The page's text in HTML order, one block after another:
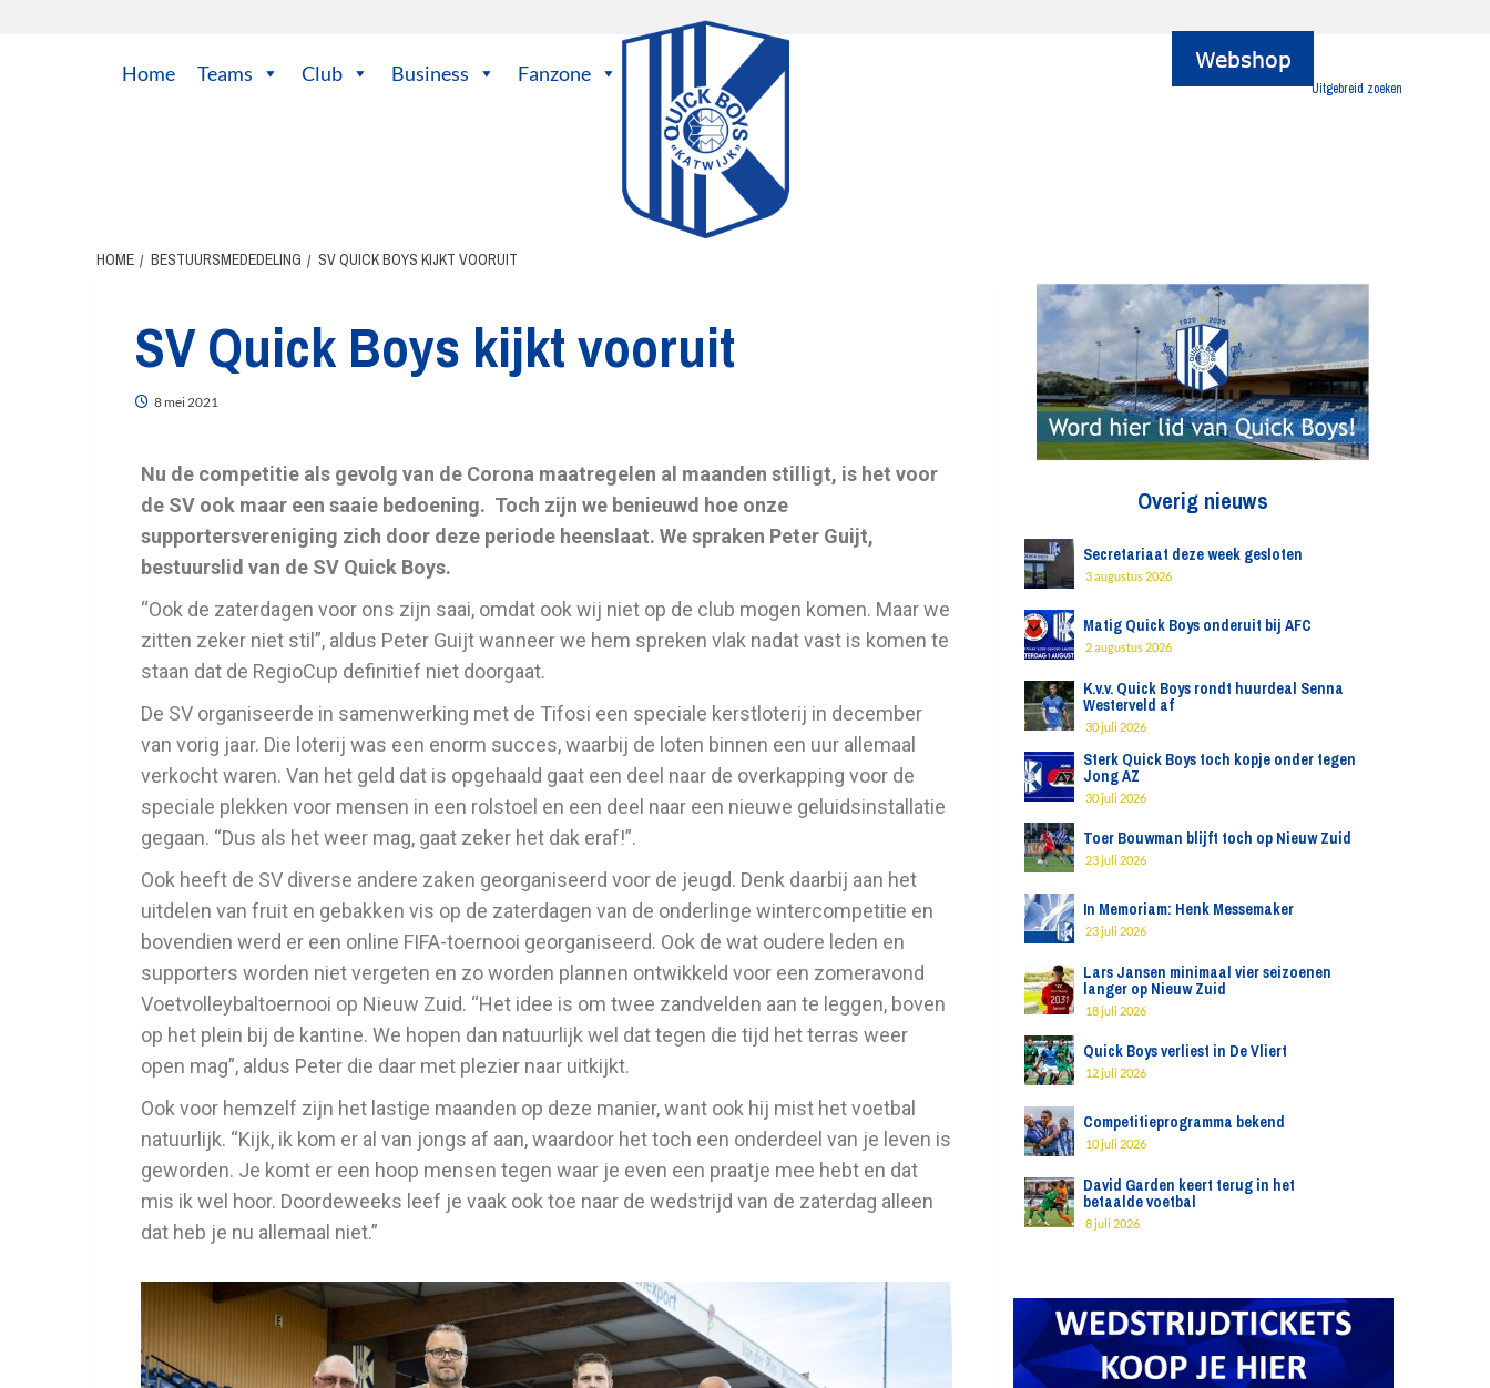
Home Teams Club Business Fanzone
Uitgebreid zoeken
HOME BESTUURSMEDEDELING SV QUICK BOYS KIJKT VOORUIT
SV Quick Boys kijkt vooruit
8 mei 2021
Nu de competitie als gevolg van de Corona maatregelen al maanden stilligt, is het voor
de SV ook maar een saaie bedoening. Toch zijn we benieuwd hoe onze
supportersvereniging zich door deze periode heenslaat. We spraken Peter Guijt,
bestuurslid van de SV Quick Boys.
“Ook de zaterdagen voor ons zijn saai, omdat ook wij niet op de club mogen komen. Maar we
zitten zeker niet stil”, aldus Peter Guijt wanneer we hem spreken vlak nadat vast is komen te
staan dat de RegioCup definitief niet doorgaat.
De SV organiseerde in samenwerking met de Tifosi een speciale kerstloterij in december
van vorig jaar. Die loterij was een enorm succes, waarbij de loten binnen een uur allemaal
verkocht waren. Van het geld dat is opgehaald gaat een deel naar de overkapping voor de
speciale plekken voor mensen in een rolstoel en een deel naar een nieuwe geluidsinstallatie
gegaan. “Dus als het weer mag, gaat zeker het dak eraf!”.
Ook heeft de SV diverse andere zaken georganiseerd voor de jeugd. Denk daarbij aan het
uitdelen van fruit en gebakken vis op de zaterdagen van de onderlinge wintercompetitie en
bovendien werd er een online FIFA-toernooi georganiseerd. Ook de wat oudere leden en
supporters worden niet vergeten en zo worden plannen ontwikkeld voor een zomeravond
Voetvolleybaltoernooi op Nieuw Zuid. “Het idee is om twee zandvelden aan te leggen, boven
op het plein bij de kantine. We hopen dan natuurlijk wel dat tegen die tijd het terras weer
open mag”, aldus Peter die daar met plezier naar uitkijkt.
Ook voor hemzelf zijn het lastige maanden op deze manier, want ook hij mist het voetbal
natuurlijk. “Kijk, ik kom er al van jongs af aan, waardoor het toch een onderdeel van je leven is
geworden. Je komt er een hoop mensen tegen waar je even een praatje mee hebt en dat
mis ik wel hoor. Doordeweeks leef je vaak ook toe naar de wedstrijd van de zaterdag alleen
dat heb je nu allemaal niet.”
Overig nieuws
Secretariaat deze week gesloten
3 augustus 2026
Matig Quick Boys onderuit bij AFC
2 augustus 2026
K.v.v. Quick Boys rondt huurdeal Senna
Westerveld af
30 juli 2026
Sterk Quick Boys toch kopje onder tegen
Jong AZ
30 juli 2026
Toer Bouwman blijft toch op Nieuw Zuid
23 juli 2026
In Memoriam: Henk Messemaker
23 juli 2026
Lars Jansen minimaal vier seizoenen
langer op Nieuw Zuid
18 juli 2026
Quick Boys verliest in De Vliert
12 juli 2026
Competitieprogramma bekend
10 juli 2026
David Garden keert terug in het
betaalde voetbal
8 juli 2026